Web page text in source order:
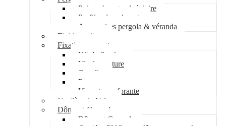
Polycarbonate alvéolaire
Profil polycarbonate
Accessoires pergola & véranda
Finition toiture
Fixation couverture
Kit de fixation
Vis de couture
Cavalier
Pontet
Vis auto-perforante
Costière de Velux
Dôme et Coupole
Dôme et Coupole